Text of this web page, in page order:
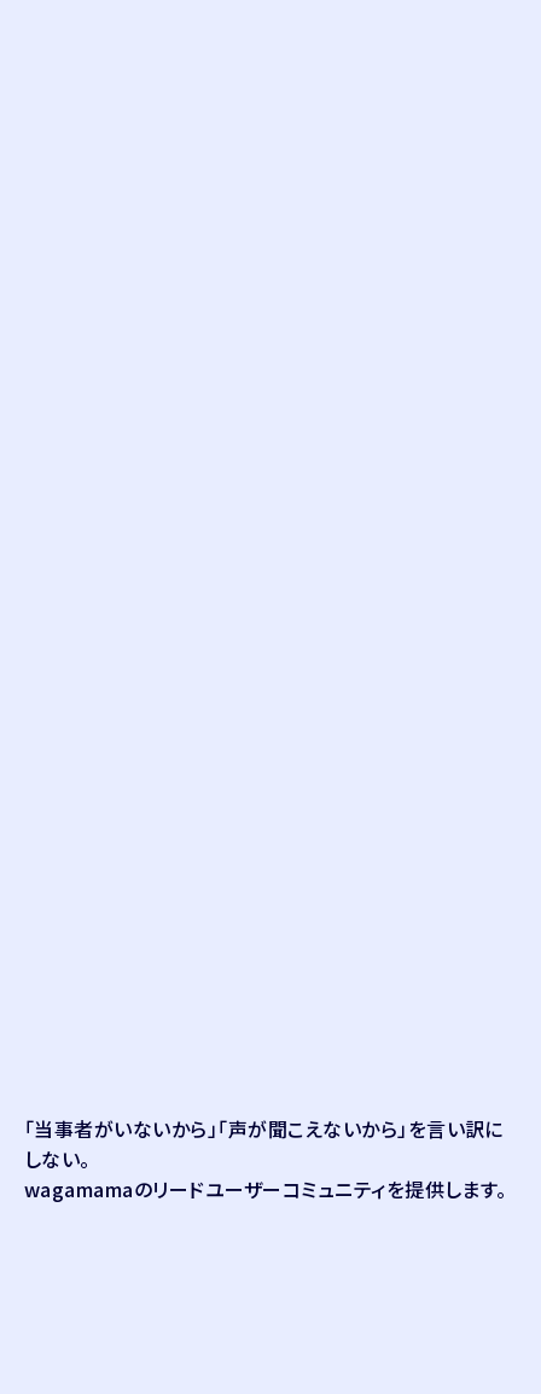
「当事者がいないから」「声が聞こえないから」を言い訳に
しない。
wagamamaのリードユーザーコミュニティを提供します。